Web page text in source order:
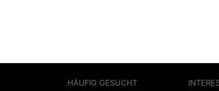
HÄUFIG GESUCHT